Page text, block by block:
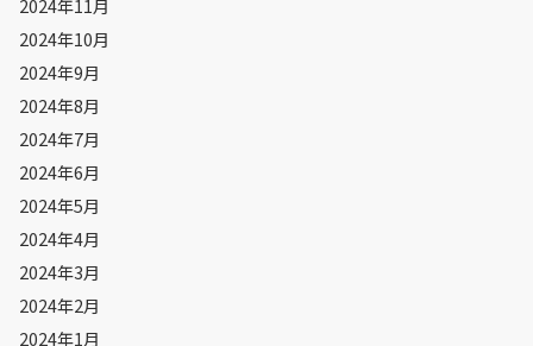
2024年11月
2024年10月
2024年9月
2024年8月
2024年7月
2024年6月
2024年5月
2024年4月
2024年3月
2024年2月
2024年1月